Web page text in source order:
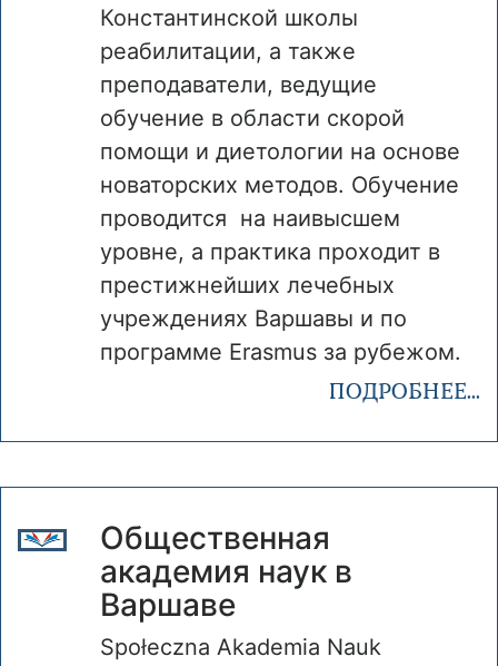
Константинской школы
реабилитации, а также
преподаватели, ведущие
обучение в области скорой
помощи и диетологии на основе
новаторских методов. Обучение
проводится на наивысшем
уровне, а практика проходит в
престижнейших лечебных
учреждениях Варшавы и по
программе Erasmus за рубежом.
ПОДРОБНЕЕ...
Общественная
академия наук в
Варшаве
Społeczna Akademia Nauk